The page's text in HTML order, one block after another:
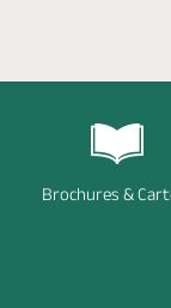
Brochures &